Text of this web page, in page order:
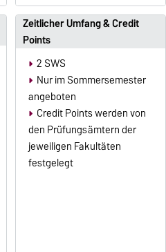
Zeitlicher Umfang & Credit
Points
2 SWS
Nur im Sommersemester
angeboten
Credit Points werden von
den Prüfungsämtern der
jeweiligen Fakultäten
festgelegt